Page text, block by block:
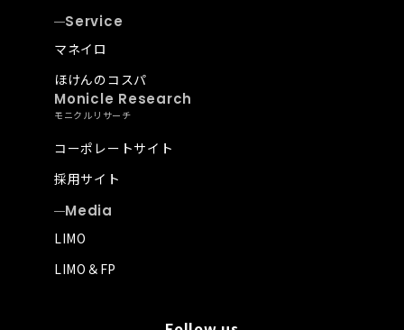
Service
マネイロ
ほけんのコスパ
Monicle Research
モニクルリサーチ
コーポレートサイト
採用サイト
Media
LIMO
LIMO＆FP